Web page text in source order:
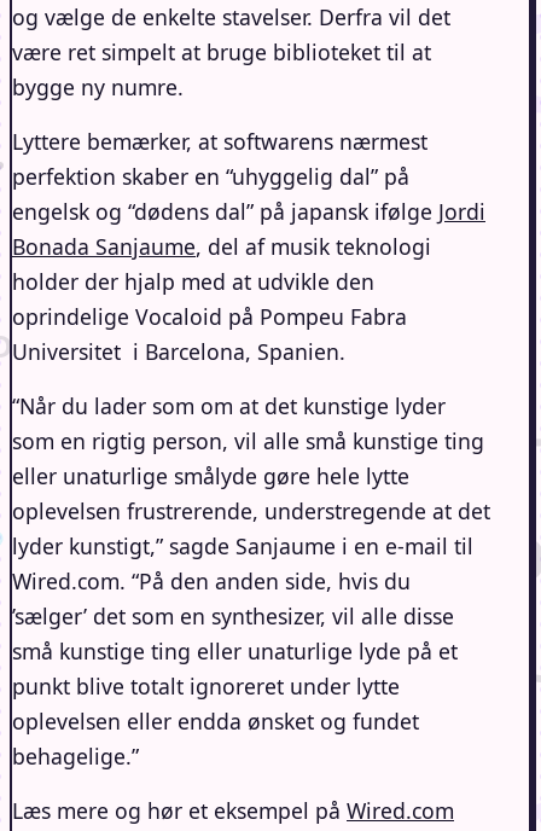
og vælge de enkelte stavelser. Derfra vil det
være ret simpelt at bruge biblioteket til at
bygge ny numre.
Lyttere bemærker, at softwarens nærmest
perfektion skaber en “uhyggelig dal” på
engelsk og “dødens dal” på japansk ifølge Jordi
Bonada Sanjaume, del af musik teknologi
holder der hjalp med at udvikle den
oprindelige Vocaloid på Pompeu Fabra
Universitet i Barcelona, Spanien.
“Når du lader som om at det kunstige lyder
som en rigtig person, vil alle små kunstige ting
eller unaturlige smålyde gøre hele lytte
oplevelsen frustrerende, understregende at det
lyder kunstigt,” sagde Sanjaume i en e-mail til
Wired.com. “På den anden side, hvis du
’sælger’ det som en synthesizer, vil alle disse
små kunstige ting eller unaturlige lyde på et
punkt blive totalt ignoreret under lytte
oplevelsen eller endda ønsket og fundet
behagelige.”
Læs mere og hør et eksempel på Wired.com